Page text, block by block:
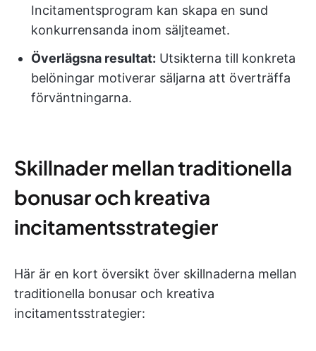
Incitamentsprogram kan skapa en sund
konkurrensanda inom säljteamet.
Överlägsna resultat: Utsikterna till konkreta
belöningar motiverar säljarna att överträffa
förväntningarna.
Skillnader mellan traditionella
bonusar och kreativa
incitamentsstrategier
Här är en kort översikt över skillnaderna mellan
traditionella bonusar och kreativa
incitamentsstrategier: